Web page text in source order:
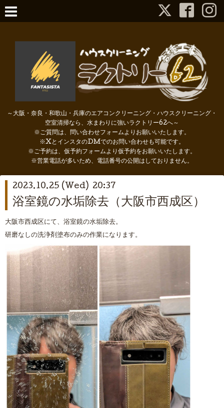
～大阪・奈良・和歌山・兵庫のエアコンクリーニング・ハウスクリーニング・
空室清掃なら、水まわりに強いラクトリー62へ～
※ご質問は、問い合わせフォームよりお願いいたします。
※XとインスタのDMでのお問い合わせも可能です。
※ご予約は、仮予約フォームより仮予約をお願いいたします。
※営業電話が多いため、電話番号の公開はしておりません。
2023.10.25 (Wed) 20:37
浴室鏡の水垢除去（大阪市西成区）
大阪市西成区にて、浴室鏡の水垢除去。
研磨なしの洗浄剤塗布のみの作業になります。